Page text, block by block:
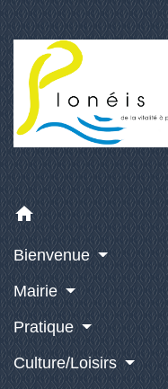
home
Bienvenue
Mairie
Pratique
Culture/Loisirs